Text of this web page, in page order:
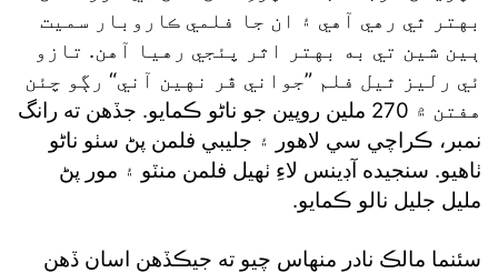
بهتر ٿي رهي آهي ۽ ان جا فلمي ڪاروبار سميت
ٻين شين تي به بهتر اثر پئجي رهيا آهن. تازو
ئي رليز ٿيل فلم ”جواني ڦر نهين آني“ رڳو چئن
هفتن ۾ 270 ملين روپين جو ناڻو ڪمايو. جڏهن ته رانگ
نمبر، ڪراچي سي لاهور ۽ جليبي فلمن پڻ سٺو ناڻو
ٺاهيو. سنجيده آڊينس لاءِ ٺهيل فلمن منٽو ۽ مور پڻ
مليل جليل نالو ڪمايو.
سئنما مالڪ نادر منهاس چيو ته جيڪڏهن اسان ڏهن